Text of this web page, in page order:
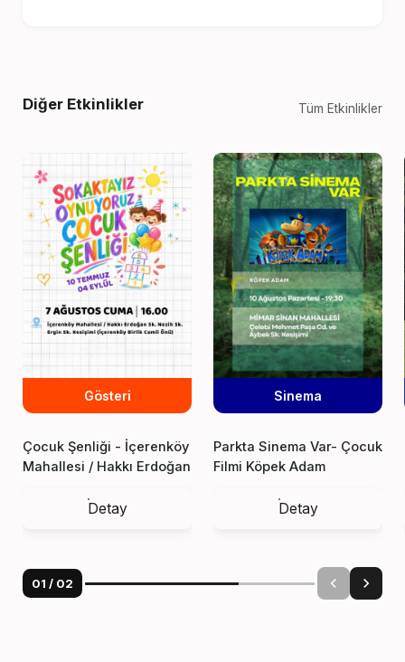
Diğer Etkinlikler Tüm Etkinlikler
Gösteri
Çocuk Şenliği - İçerenköy
Mahallesi / Hakkı Erdoğan
Detay
Sinema
Parkta Sinema Var- Çocuk
Filmi Köpek Adam
Detay
01 / 02